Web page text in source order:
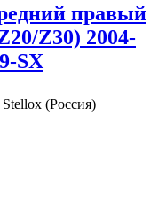
правый
Z30) 2004-
SX
(Россия)